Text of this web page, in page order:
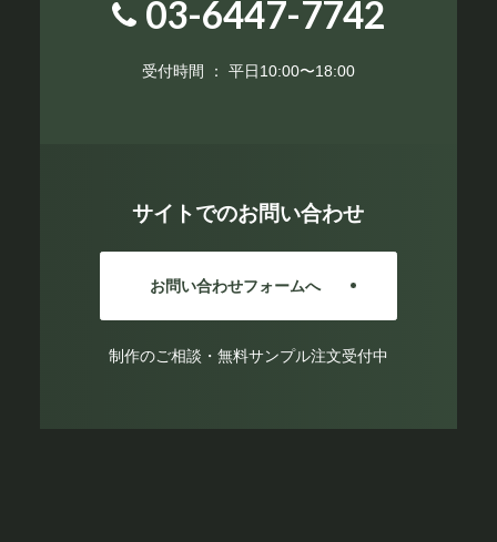
03-6447-7742
受付時間 ： 平日10:00〜18:00
サイトでのお問い合わせ
お問い合わせフォームへ
制作のご相談・無料サンプル注文受付中